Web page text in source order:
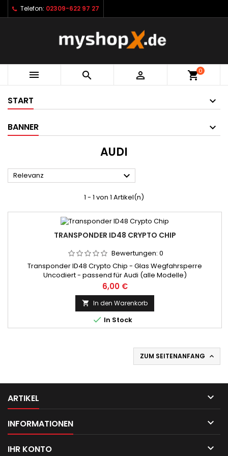
Telefon: 02309-622 97 27
   shopping_cart0
START
BANNER
AUDI
Relevanz 
1 - 1 von 1 Artikel(n)
TRANSPONDER ID48 CRYPTO CHIP
Bewertungen: 0
Transponder ID48 Crypto Chip - Glas Wegfahrsperre
Uncodiert - passend für Audi (alle Modelle)
Preis
6,00 €
 In den Warenkorb
 In Stock
ZUM SEITENANFANG 
ARTIKEL 
INFORMATIONEN 
IHR KONTO 